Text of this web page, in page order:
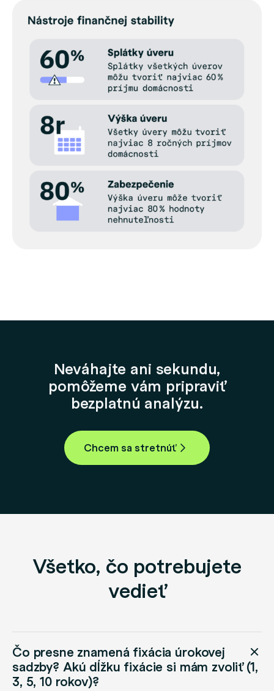
Neváhajte ani sekundu,
pomôžeme vám pripraviť
bezplatnú analýzu.
Chcem sa stretnúť
Všetko, čo potrebujete
vedieť
Čo presne znamená fixácia úrokovej
sadzby? Akú dĺžku fixácie si mám zvoliť (1,
3, 5, 10 rokov)?